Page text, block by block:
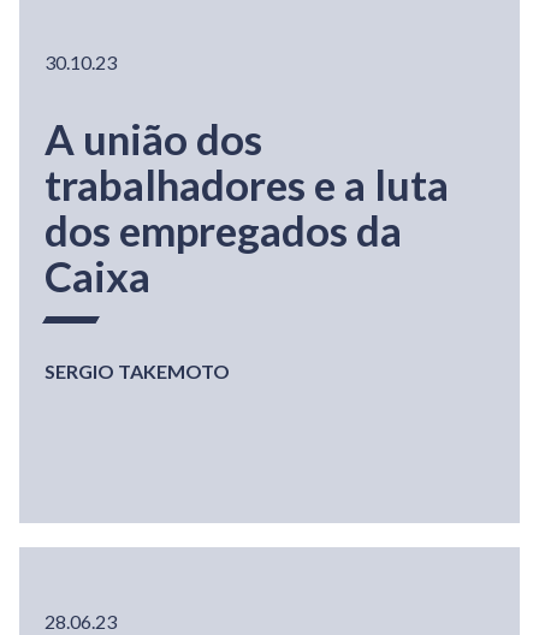
30.10.23
A união dos
trabalhadores e a luta
dos empregados da
Caixa
SERGIO TAKEMOTO
28.06.23